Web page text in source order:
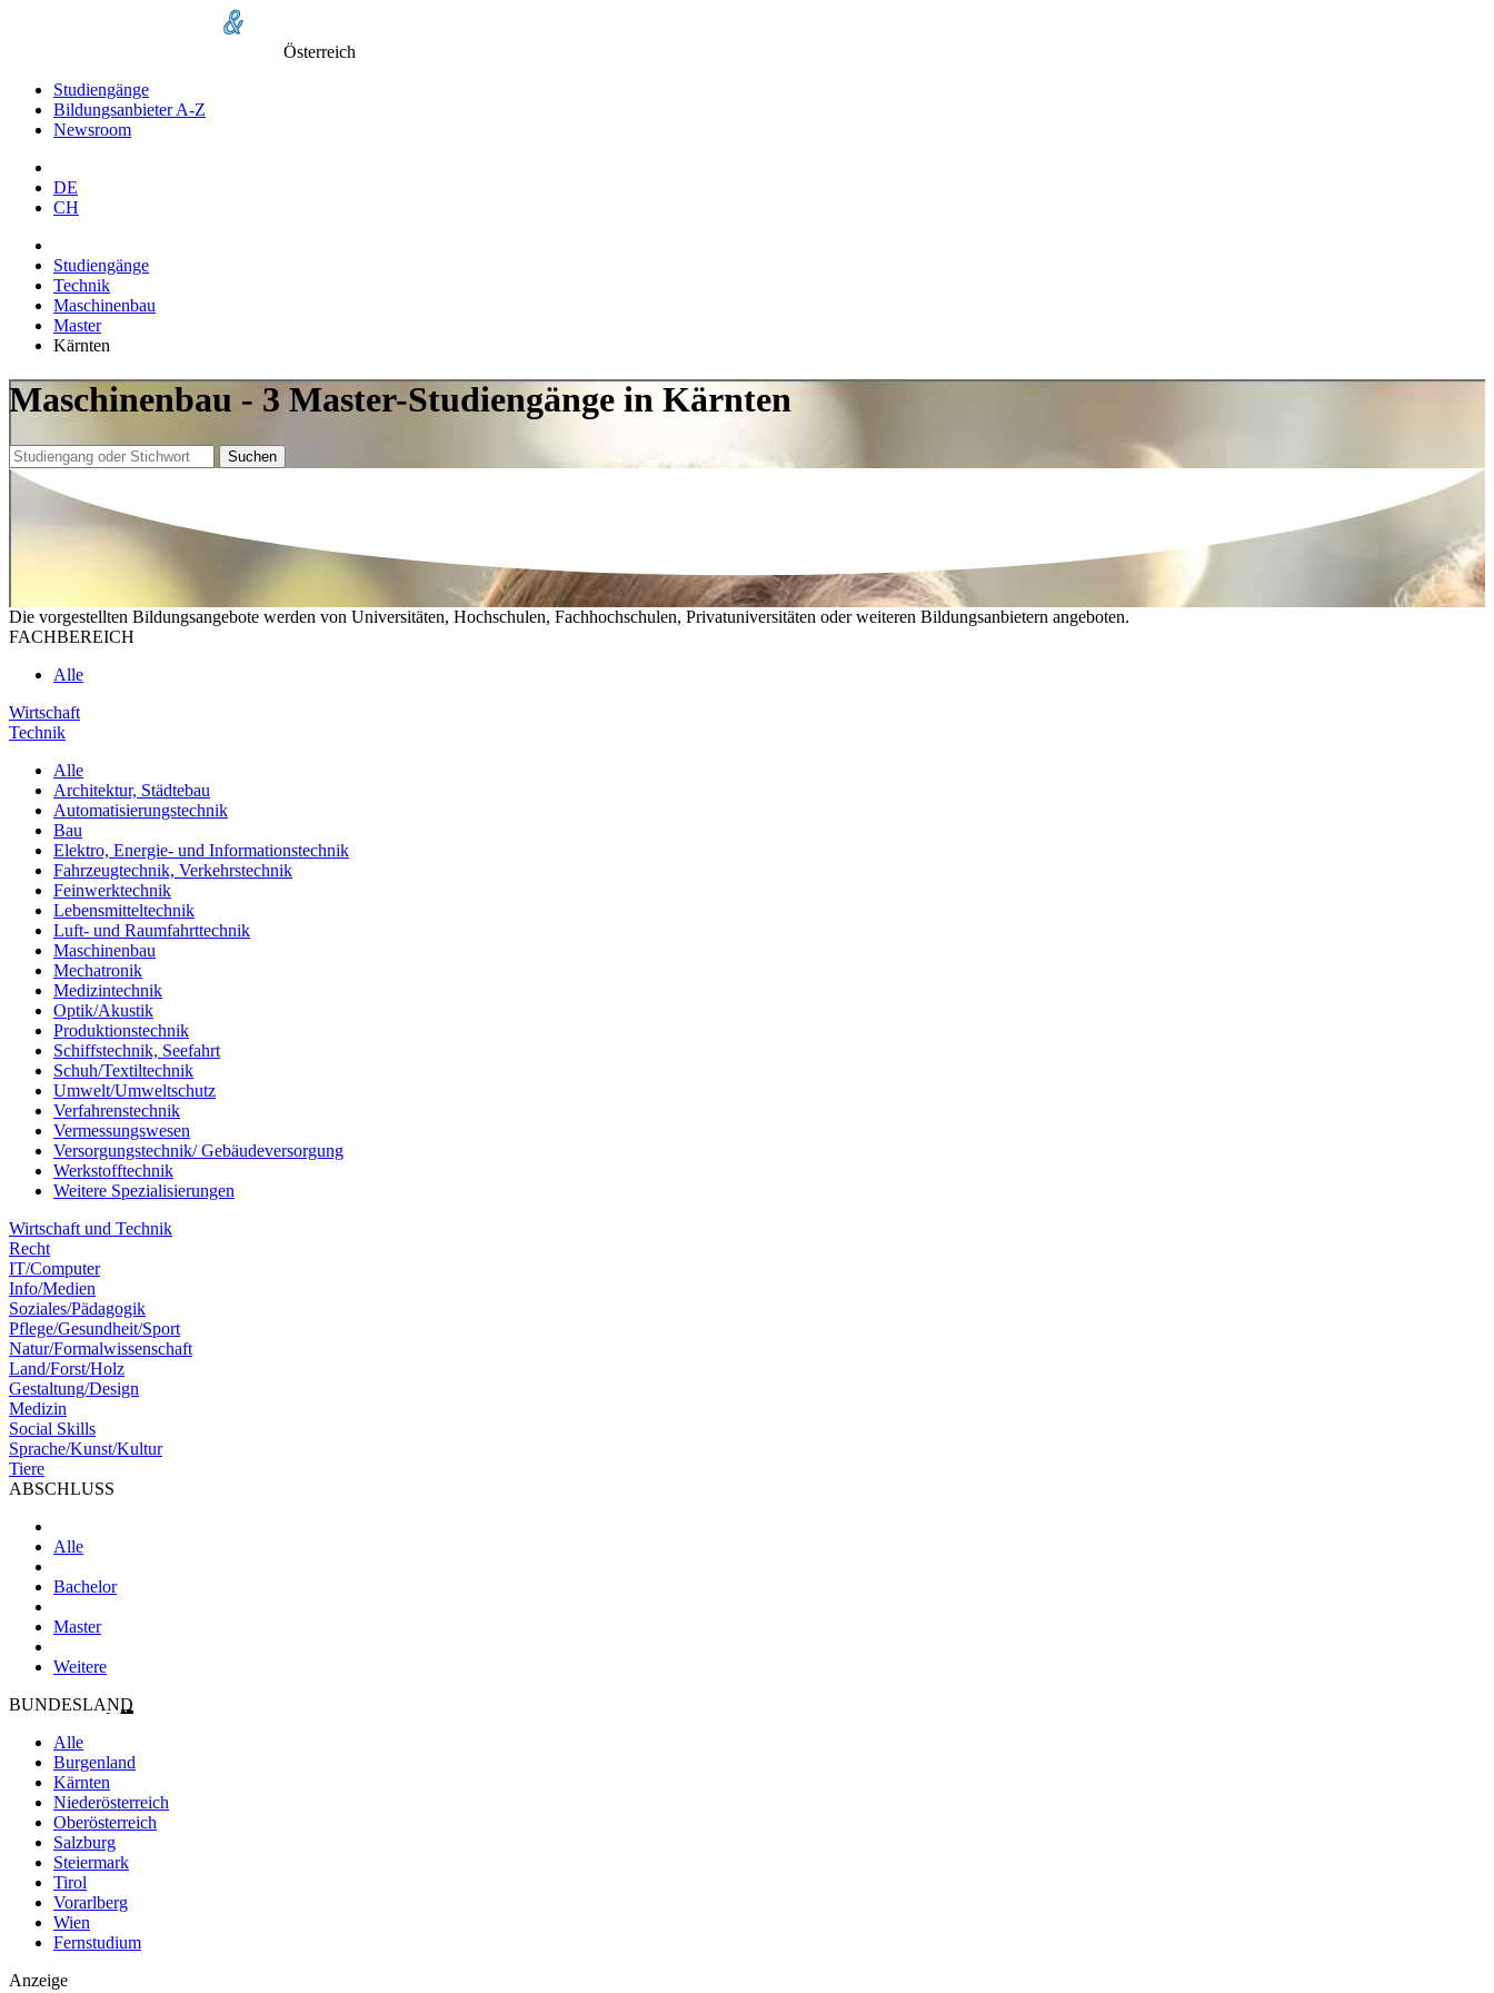
Österreich
Studiengänge
Bildungsanbieter A-Z
Newsroom
DE
CH
Studiengänge
Technik
Maschinenbau
Master
Kärnten
Maschinenbau - 3 Master-Studiengänge in Kärnten
Suchen
Die vorgestellten Bildungsangebote werden von Universitäten, Hochschulen, Fachhochschulen, Privatuniversitäten oder weiteren Bildungsanbietern angeboten.
FACHBEREICH
Alle
Wirtschaft
Technik
Alle
Architektur, Städtebau
Automatisierungstechnik
Bau
Elektro, Energie- und Informationstechnik
Fahrzeugtechnik, Verkehrstechnik
Feinwerktechnik
Lebensmitteltechnik
Luft- und Raumfahrttechnik
Maschinenbau
Mechatronik
Medizintechnik
Optik/Akustik
Produktionstechnik
Schiffstechnik, Seefahrt
Schuh/Textiltechnik
Umwelt/Umweltschutz
Verfahrenstechnik
Vermessungswesen
Versorgungstechnik/ Gebäudeversorgung
Werkstofftechnik
Weitere Spezialisierungen
Wirtschaft und Technik
Recht
IT/Computer
Info/Medien
Soziales/Pädagogik
Pflege/Gesundheit/Sport
Natur/Formalwissenschaft
Land/Forst/Holz
Gestaltung/Design
Medizin
Social Skills
Sprache/Kunst/Kultur
Tiere
ABSCHLUSS
Alle
Bachelor
Master
Weitere
BUNDESLAND
Alle
Burgenland
Kärnten
Niederösterreich
Oberösterreich
Salzburg
Steiermark
Tirol
Vorarlberg
Wien
Fernstudium
Anzeige